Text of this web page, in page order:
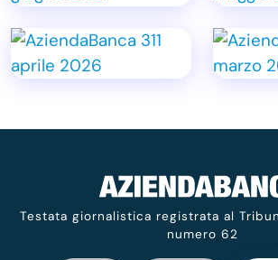
Testata giornalistica registrata al
numero 62